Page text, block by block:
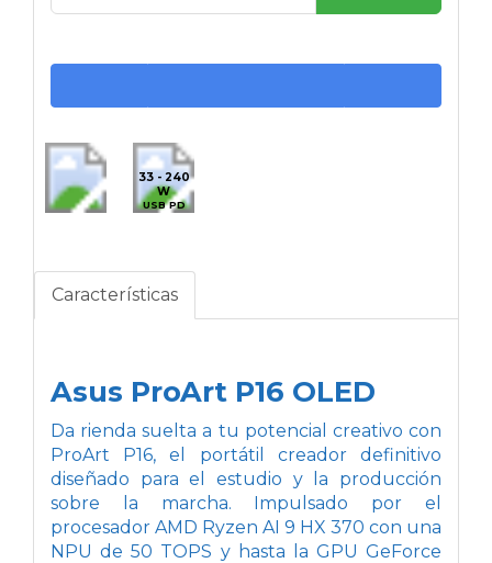
33 - 240
W
USB PD
Características
Asus ProArt P16 OLED
Da rienda suelta a tu potencial creativo con
ProArt P16, el portátil creador definitivo
diseñado para el estudio y la producción
sobre la marcha. Impulsado por el
procesador AMD Ryzen AI 9 HX 370 con una
NPU de 50 TOPS y hasta la GPU GeForce